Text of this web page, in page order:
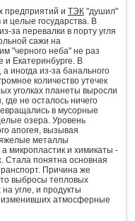
предприятий и ТЭК "душил"
целые государства. В
за перевалки в порту угля
сажи на
"черного неба" не раз
и Екатеринбурге. В
а иногда из-за банального
количество утечек
уголках планеты выросли
не осталось ничего
в мусорные
озера. Уровень
апогея, вызывая
металлы
микропластик и химикаты -
Стала понятна основная
Причина же
выбросы тепловых
угле, и продукты
изменивших атмосферные